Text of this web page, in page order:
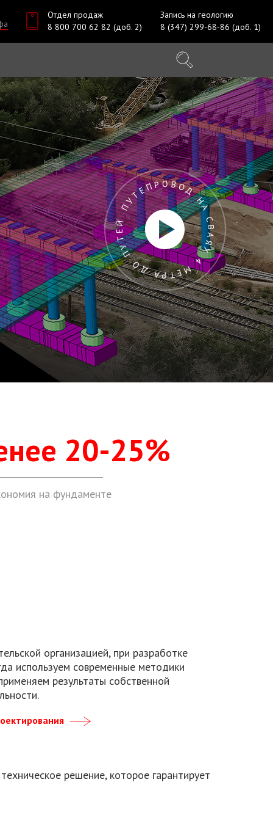
Отдел продаж
8 800 700 62 82 (доб. 2)
Запись на геологию
8 (347) 299-68-86 (доб. 1)
ПУТЕПРОВОД НА СВАЯХ 4 МЕТРА ДО ПУТЕЙ
20-25%
на фундаменте
организацией, при разработке
используем современные методики
результаты собственной
решение, которое гарантирует